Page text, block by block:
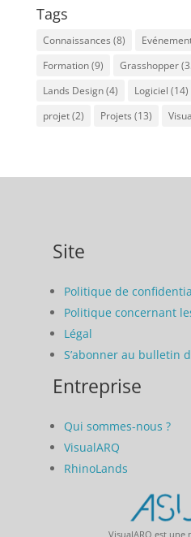
Tags
Connaissances (8)
Formation(9) Grasshopper
Lands Design(4) Logiciel (14)
projet(2) Projets (13)
Site
Politique de
Politique concernant
Légal
S’abonner au bulletin
Entreprise
Qui sommes-nous ?
VisualARQ
RhinoLands
VisualARQ est une